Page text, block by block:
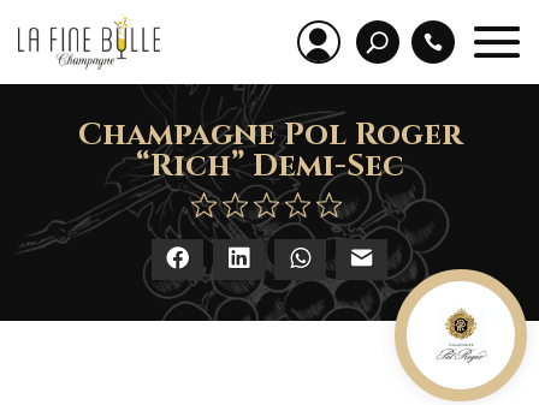
Champagne Pol Roger
“Rich” Demi-Sec
Facebook LinkedIn WhatsApp E-mail